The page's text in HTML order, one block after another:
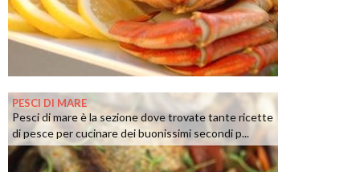
PESCI DI MARE
Pesci di mare è la sezione dove trovate tante ricette
di pesce per cucinare dei buonissimi secondi p...